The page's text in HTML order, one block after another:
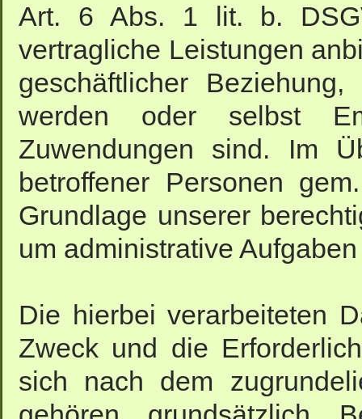
Art. 6 Abs. 1 lit. b.
vertragliche Leistungen
geschäftlicher
werden oder selbst
Zuwendungen sind. Im
betroffener Personen
Grundlage unserer
um administrative
Die hierbei verarbeiteten
Zweck und die
sich nach dem